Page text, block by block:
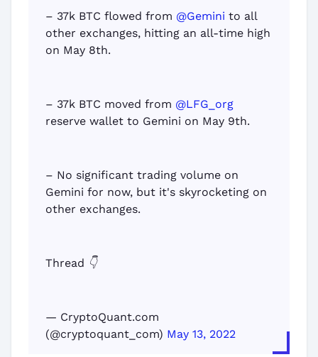
– 37k BTC flowed from @Gemini to all
other exchanges, hitting an all-time high
on May 8th.
– 37k BTC moved from @LFG_org
reserve wallet to Gemini on May 9th.
– No significant trading volume on
Gemini for now, but it's skyrocketing on
other exchanges.
Thread 👇
— CryptoQuant.com
(@cryptoquant_com) May 13, 2022